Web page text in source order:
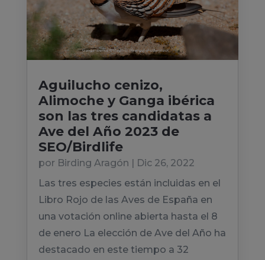
Aguilucho cenizo,
Alimoche y Ganga ibérica
son las tres candidatas a
Ave del Año 2023 de
SEO/Birdlife
por Birding Aragón
Dic 26, 2022
Las tres especies están incluidas en el
Libro Rojo de las Aves de España en
una votación online abierta hasta el 8
de enero La elección de Ave del Año ha
destacado en este tiempo a 32